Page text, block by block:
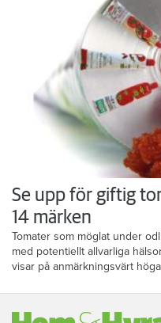
Se upp för giftig
14 märken
Tomater som möglat under
med potentiellt allvarliga
visar på anmärkningsvärt